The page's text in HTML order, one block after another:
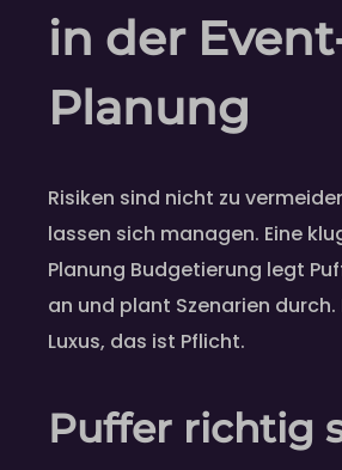
in der
Planung
Risiken sind nicht zu
lassen sich managen. Eine
Planung Budgetierung legt
an und plant Szenarien durch.
Luxus, das ist Pflicht.
Puffer richtig